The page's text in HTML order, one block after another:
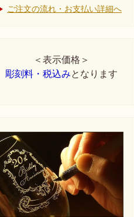
ご注文の流れ・お支払い詳細へ
＜表示価格＞
彫刻料・税込みとなります